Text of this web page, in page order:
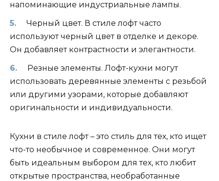
напоминающие индустриальные лампы.
Черный цвет. В стиле лофт часто
используют черный цвет в отделке и декоре.
Он добавляет контрастности и элегантности.
Резные элементы. Лофт-кухни могут
использовать деревянные элементы с резьбой
или другими узорами, которые добавляют
оригинальности и индивидуальности.
Кухни в стиле лофт – это стиль для тех, кто ищет
что-то необычное и современное. Они могут
быть идеальным выбором для тех, кто любит
открытые пространства, необработанные